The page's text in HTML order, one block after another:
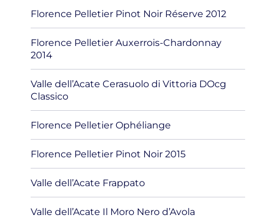
Florence Pelletier Pinot Noir Réserve 2012
Florence Pelletier Auxerrois-Chardonnay
2014
Valle dell’Acate Cerasuolo di Vittoria DOcg
Classico
Florence Pelletier Ophéliange
Florence Pelletier Pinot Noir 2015
Valle dell’Acate Frappato
Valle dell’Acate Il Moro Nero d’Avola